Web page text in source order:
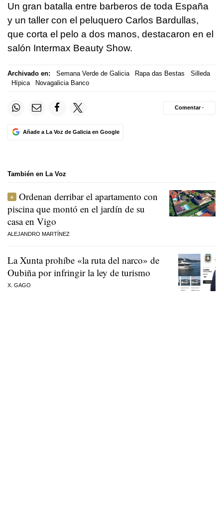
Un gran batalla entre barberos de toda España
y un taller con el peluquero Carlos Bardullas,
que corta el pelo a dos manos, destacaron en el
salón Intermax Beauty Show.
Archivado en: Semana Verde de Galicia Rapa das Bestas
Silleda
Hípica
Novagalicia Banco
Añade a La Voz de Galicia en Google
Comentar ·
También en La Voz
Ordenan derribar el apartamento con
piscina que montó en el jardín de su
casa en Vigo
ALEJANDRO MARTÍNEZ
La Xunta prohíbe «la ruta del narco» de
Oubiña por infringir la ley de turismo
X. GAGO